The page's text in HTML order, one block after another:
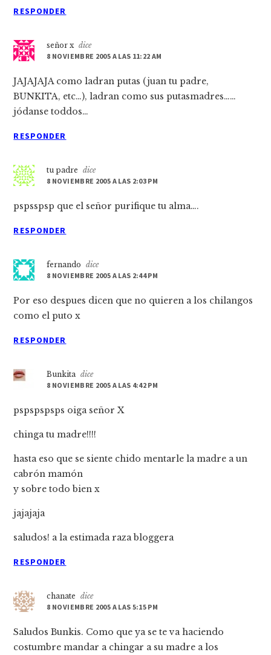
RESPONDER
señor x dice
8 NOVIEMBRE 2005 A LAS 11:22 AM
JAJAJAJA como ladran putas (juan tu padre,
BUNKITA, etc…), ladran como sus putasmadres……
jódanse toddos…
RESPONDER
tu padre
dice
8 NOVIEMBRE 2005 A LAS 2:03 PM
pspsspsp que el señor purifique tu alma….
RESPONDER
fernando
dice
8 NOVIEMBRE 2005 A LAS 2:44 PM
Por eso despues dicen que no quieren a los chilangos
como el puto x
RESPONDER
Bunkita dice
8 NOVIEMBRE 2005 A LAS 4:42 PM
pspspspsps oiga señor X
chinga tu madre!!!!
hasta eso que se siente chido mentarle la madre a un
cabrón mamón
y sobre todo bien x
jajajaja
saludos! a la estimada raza bloggera
RESPONDER
chanate
dice
8 NOVIEMBRE 2005 A LAS 5:15 PM
Saludos Bunkis. Como que ya se te va haciendo
costumbre mandar a chingar a su madre a los